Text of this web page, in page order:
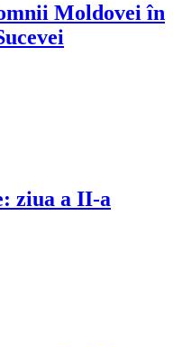
Moldovei în
ziua a II-a